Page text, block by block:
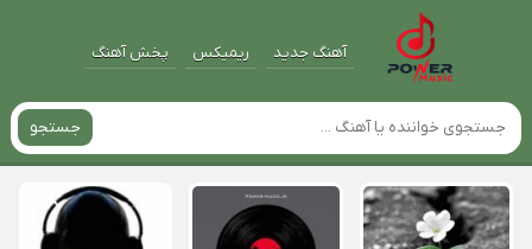
آهنگ جدید ریمیکس پخش آهنگ
جستجو